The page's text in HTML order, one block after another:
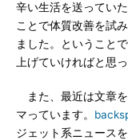
辛い生活を送ってい
ことで体質改善を試
ました。ということ
上げていければと思
また、最近は文章
マっています。
ジェット系ニュース